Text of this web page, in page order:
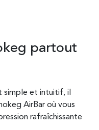
partout
simple et intuitif, il
AirBar où vous
rafraîchissante